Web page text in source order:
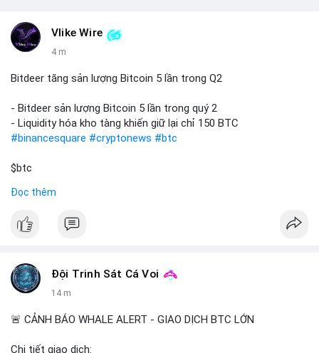
Vlike Wire
4 m
Bitdeer tăng sản lượng Bitcoin 5 lần trong Q2
- Bitdeer sản lượng Bitcoin 5 lần trong quý 2
- Liquidity hóa kho tàng khiến giữ lại chỉ 150 BTC
#binancesquare #cryptonews #btc
$btc
#vlikevn #titanbot
📰 Nguồn: Cointelegraph
Đọc thêm
Đội Trinh Sát Cá Voi
14 m
🚨 CẢNH BÁO WHALE ALERT - GIAO DỊCH BTC LỚN
Chi tiết giao dịch: